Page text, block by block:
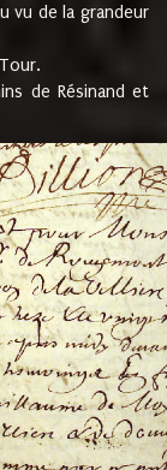
vu de la grandeur
de Résinand et